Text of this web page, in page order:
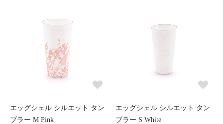
エッグシェル シルエット タン
ブラー M Pink
エッグシェル シルエット タン
ブラー S White